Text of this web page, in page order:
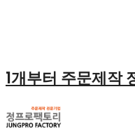
1개부터 주문제작